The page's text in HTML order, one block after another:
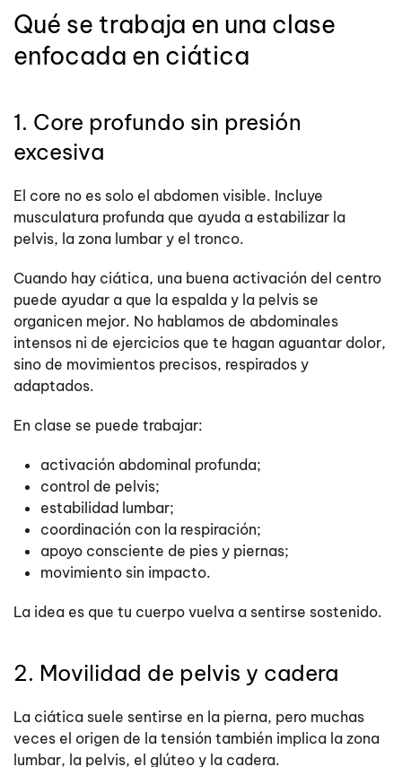
Qué se trabaja en una clase
enfocada en ciática
1. Core profundo sin presión
excesiva
El core no es solo el abdomen visible. Incluye
musculatura profunda que ayuda a estabilizar la
pelvis, la zona lumbar y el tronco.
Cuando hay ciática, una buena activación del centro
puede ayudar a que la espalda y la pelvis se
organicen mejor. No hablamos de abdominales
intensos ni de ejercicios que te hagan aguantar dolor,
sino de movimientos precisos, respirados y
adaptados.
En clase se puede trabajar:
activación abdominal profunda;
control de pelvis;
estabilidad lumbar;
coordinación con la respiración;
apoyo consciente de pies y piernas;
movimiento sin impacto.
La idea es que tu cuerpo vuelva a sentirse sostenido.
2. Movilidad de pelvis y cadera
La ciática suele sentirse en la pierna, pero muchas
veces el origen de la tensión también implica la zona
lumbar, la pelvis, el glúteo y la cadera.